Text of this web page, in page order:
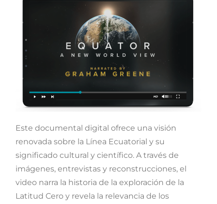
Este documental digital ofrece una visión
renovada sobre la Línea Ecuatorial y su
significado cultural y científico. A través de
imágenes, entrevistas y reconstrucciones, el
video narra la historia de la exploración de la
Latitud Cero y revela la relevancia de los